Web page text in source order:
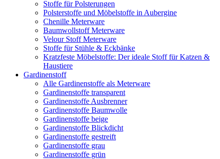
Stoffe für Polsterungen
Polsterstoffe und Möbelstoffe in Aubergine
Chenille Meterware
Baumwollstoff Meterware
Velour Stoff Meterware
Stoffe für Stühle & Eckbänke
Kratzfeste Möbelstoffe: Der ideale Stoff für Katzen &
Haustiere
Gardinenstoff
Alle Gardinenstoffe als Meterware
Gardinenstoffe transparent
Gardinenstoffe Ausbrenner
Gardinenstoffe Baumwolle
Gardinenstoffe beige
Gardinenstoffe Blickdicht
Gardinenstoffe gestreift
Gardinenstoffe grau
Gardinenstoffe grün